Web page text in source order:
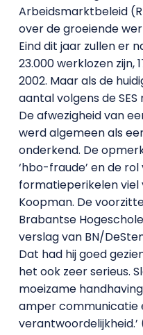
Arbeidsmarktbeleid
over de groeiende
Eind dit jaar zullen er
23.000 werklozen zijn,
2002. Maar als de
aantal volgens de
De afwezigheid van
werd algemeen als
onderkend. De
‘hbo-fraude’ en de rol
formatieperikelen viel
Koopman. De
Brabantse
verslag van BN/
Dat had hij goed
het ook zeer serieus.
moeizame
amper communicatie
verantwoordelijkheid.’